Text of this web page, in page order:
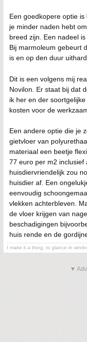
Een goedkopere optie
je minder naden hebt
breed zijn. Een nadeel
Bij marmoleum gebeurt
is en op den duur
Dit is een volgens mij
Novilon. Er staat bij dat
ik her en der
kosten voor de
Een andere optie die je
gietvloer van
materiaal een beetje
77 euro per m2 inclusief
huisdiervriendelijk zou
huisdier af. Een
eenvoudig
vlekken achterbleven.
de vloer krijgen van
beschadigingen
huis rende en de
I make it a thing, to glance in
▼